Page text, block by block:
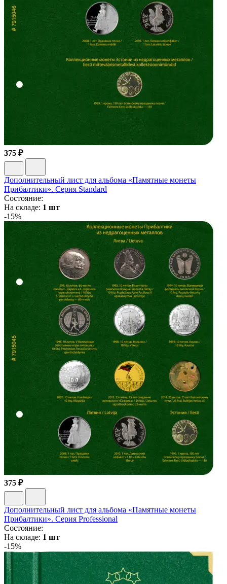
375 ₽
Дополнительный лист для альбома «Памятные монеты
Прибалтики». Серия Standard
Состояние:
На складе: 1 шт
-15%
375 ₽
Дополнительный лист для альбома «Памятные монеты
Прибалтики». Серия Professional
Состояние:
На складе: 1 шт
-15%